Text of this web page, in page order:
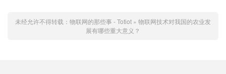
未经允许不得转载： 物联网的那些事 - Totiot » 物联网技术对我国的农业发
展有哪些重大意义？